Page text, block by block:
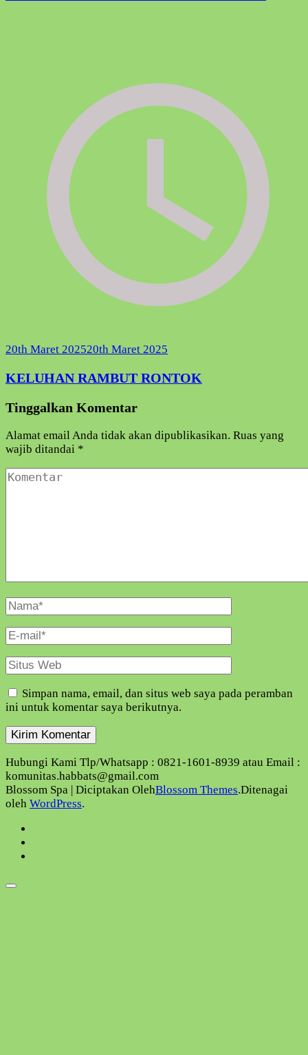
20th Maret 202520th Maret 2025
KELUHAN RAMBUT RONTOK
Tinggalkan Komentar
Alamat email Anda tidak akan dipublikasikan. Ruas yang
wajib ditandai *
Komentar
Nama
Lengkap
E-
Mail
Situs
Web
Simpan nama, email, dan situs web saya pada peramban
ini untuk komentar saya berikutnya.
Hubungi Kami Tlp/Whatsapp : 0821-1601-8939 atau Email :
komunitas.habbats@gmail.com
Blossom Spa | Diciptakan OlehBlossom Themes.Ditenagai
oleh WordPress.